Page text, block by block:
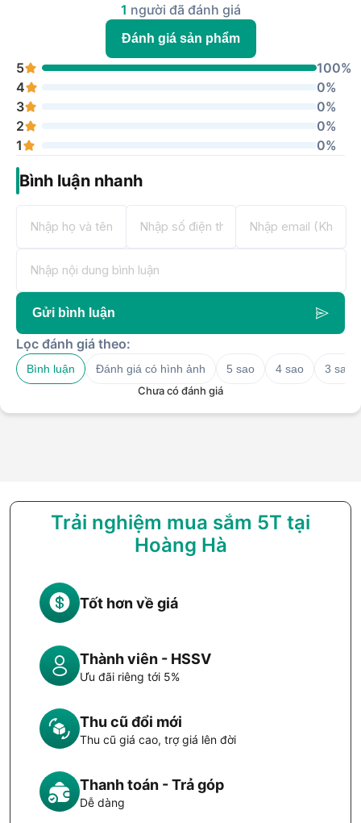
1 người đã đánh giá
Đánh giá sản phẩm
5
100%
4
0%
3
0%
2
0%
1
0%
Bình luận nhanh
Gửi bình luận
Lọc đánh giá theo:
Bình luận Đánh giá có hình ảnh 5 sao 4 sao
3 sao
Chưa có đánh giá
Trải nghiệm mua sắm 5T tại
Hoàng Hà
Tốt hơn về giá
Thành viên - HSSV
Ưu đãi riêng tới 5%
Thu cũ đổi mới
Thu cũ giá cao, trợ giá lên đời
Thanh toán - Trả góp
Dễ dàng